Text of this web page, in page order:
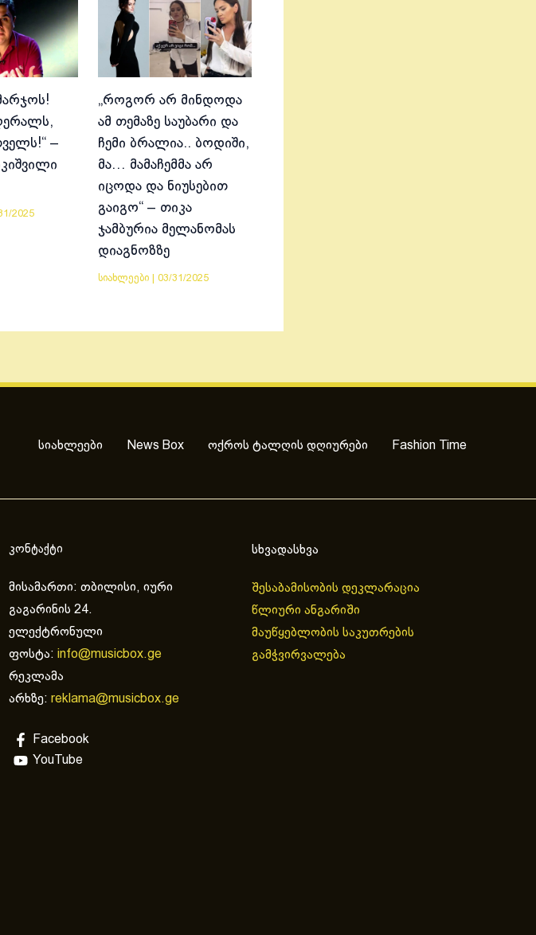
–
2025
„როგორ არ მინდოდა
ამ თემაზე საუბარი და
ჩემი ბრალია.. ბოდიში,
მა… მამაჩემმა არ
იცოდა და ნიუსებით
გაიგო“ – თიკა
ჯამბურია მელანომას
დიაგნოზზე
სიახლეები| 03/31/2025
სიახლეები News Box ოქროს ტალღის დღიურები Fashion Time
კონტაქტი
მისამართი: თბილისი, იური
გაგარინის 24.
ელექტრონული
ფოსტა: info@musicbox.ge
რეკლამა
არხზე: reklama@musicbox.ge
Facebook
YouTube
სხვადასხვა
შესაბამისობის დეკლარაცია
წლიური ანგარიში
მაუწყებლობის საკუთრების
გამჭვირვალება